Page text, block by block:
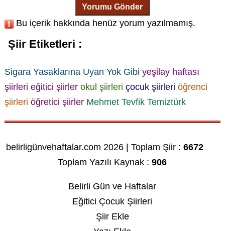
Yorumu Gönder
Bu içerik hakkında henüz yorum yazılmamış.
Şiir Etiketleri :
Sigara Yasaklarına Uyan Yok Gibi yeşilay haftası
şiirleri eğitici şiirler okul şiirleri çocuk şiirleri öğrenci
şiirleri öğretici şiirler Mehmet Tevfik Temiztürk
belirligünvehaftalar.com 2026 | Toplam Şiir :6672
Toplam Yazılı Kaynak :906
Belirli Gün ve Haftalar
Eğitici Çocuk Şiirleri
Şiir Ekle